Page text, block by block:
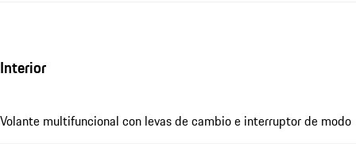
Interior
Volante multifuncional con levas de cambio e interruptor de modo